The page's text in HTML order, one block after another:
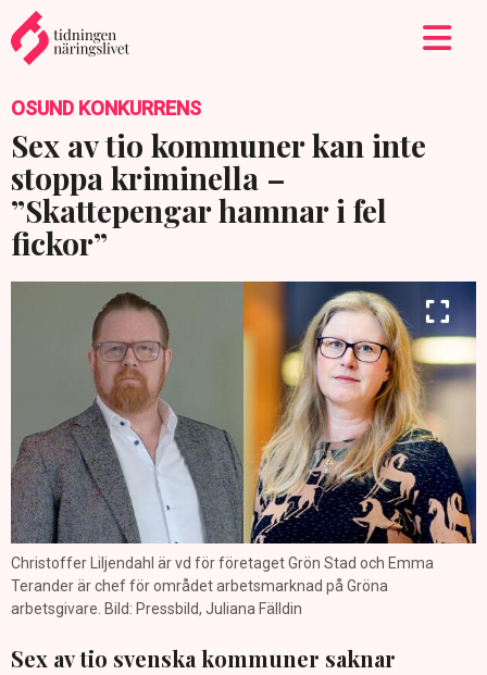
OSUND KONKURRENS
Sex av tio kommuner kan inte
stoppa kriminella –
”Skattepengar hamnar i fel
fickor”
Christoffer Liljendahl är vd för företaget Grön Stad och Emma
Terander är chef för området arbetsmarknad på Gröna
arbetsgivare. Bild: Pressbild, Juliana Fälldin
Sex av tio svenska kommuner saknar